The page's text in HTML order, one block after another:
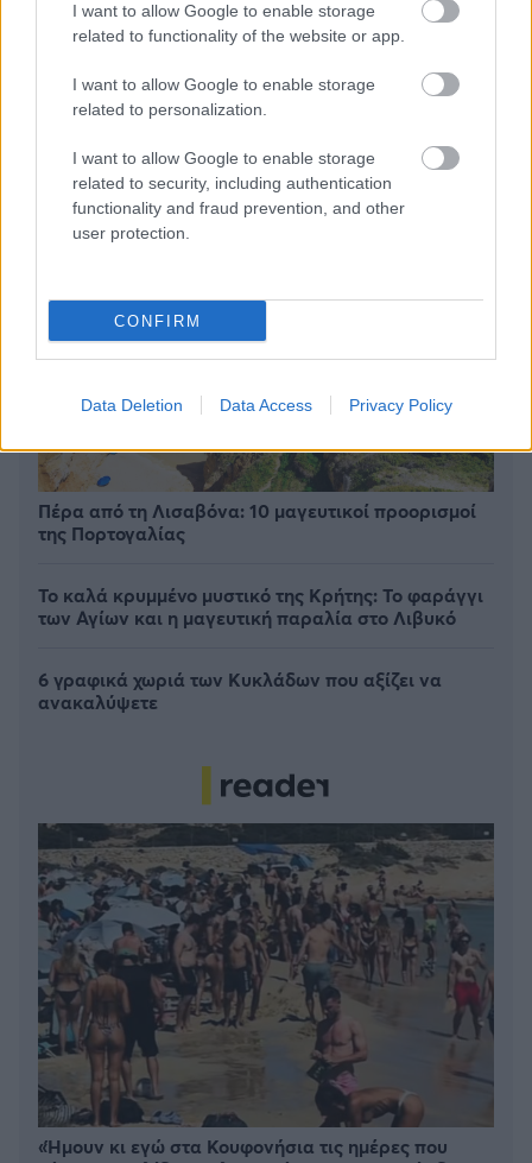
I want to allow Google to enable storage
related to functionality of the website or app.
I want to allow Google to enable storage
related to personalization.
I want to allow Google to enable storage
related to security, including authentication
functionality and fraud prevention, and other
user protection.
CONFIRM
Data Deletion Data Access Privacy Policy
BEST OFINTERNET
Πέρα από τη Λισαβόνα: 10 μαγευτικοί προορισμοί
της Πορτογαλίας
Το καλά κρυμμένο μυστικό της Κρήτης: Το φαράγγι
των Αγίων και η μαγευτική παραλία στο Λιβυκό
6 γραφικά χωριά των Κυκλάδων που αξίζει να
ανακαλύψετε
«Ήμουν κι εγώ στα Κουφονήσια τις ημέρες που